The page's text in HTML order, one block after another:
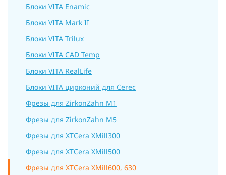
Блоки VITA Enamic
Блоки VITA Mark II
Блоки VITA Trilux
Блоки VITA CAD Temp
Блоки VITA RealLife
Блоки VITA цирконий для Cerec
Фрезы для ZirkonZahn M1
Фрезы для ZirkonZahn M5
Фрезы для XTCera XMill300
Фрезы для XTCera XMill500
Фрезы для XTCera XMill600, 630